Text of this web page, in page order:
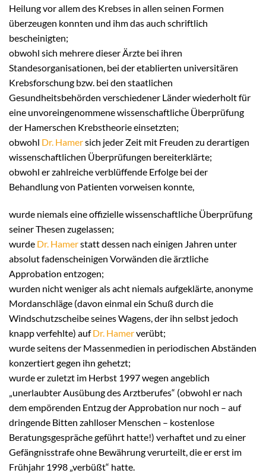
Heilung vor allem des Krebses in allen seinen Formen
überzeugen konnten und ihm das auch schriftlich
bescheinigten;
obwohl sich mehrere dieser Ärzte bei ihren
Standesorganisationen, bei der etablierten universitären
Krebsforschung bzw. bei den staatlichen
Gesundheitsbehörden verschiedener Länder wiederholt für
eine unvoreingenommene wissenschaftliche Überprüfung
der Hamerschen Krebstheorie einsetzten;
obwohl Dr. Hamersich jeder Zeit mit Freuden zu derartigen
wissenschaftlichen Überprüfungen bereiterklärte;
obwohl er zahlreiche verblüffende Erfolge bei der
Behandlung von Patienten vorweisen konnte,
wurde niemals eine offizielle wissenschaftliche Überprüfung
seiner Thesen zugelassen;
wurde Dr. Hamerstatt dessen nach einigen Jahren unter
absolut fadenscheinigen Vorwänden die ärztliche
Approbation entzogen;
wurden nicht weniger als acht niemals aufgeklärte, anonyme
Mordanschläge (davon einmal ein Schuß durch die
Windschutzscheibe seines Wagens, der ihn selbst jedoch
knapp verfehlte) aufDr. Hamerverübt;
wurde seitens der Massenmedien in periodischen Abständen
konzertiert gegen ihn gehetzt;
wurde er zuletzt im Herbst 1997 wegen angeblich
„unerlaubter Ausübung des Arztberufes“ (obwohl er nach
dem empörenden Entzug der Approbation nur noch – auf
dringende Bitten zahlloser Menschen – kostenlose
Beratungsgespräche geführt hatte!) verhaftet und zu einer
Gefängnisstrafe ohne Bewährung verurteilt, die er erst im
Frühjahr 1998 „verbüßt“ hatte.